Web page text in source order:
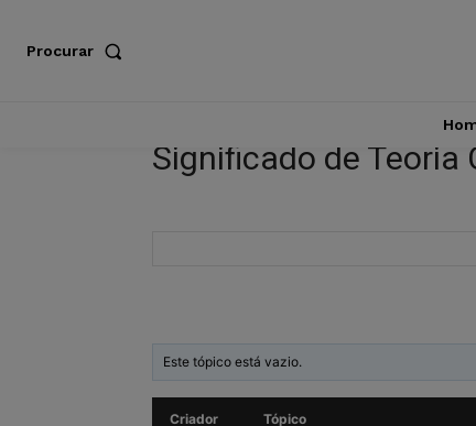
Procurar
Significado de Teoria
Este tópico está vazio.
Criador Tópico